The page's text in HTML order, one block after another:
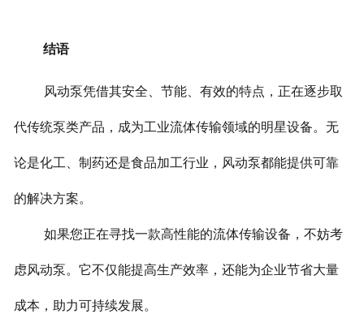
结语
风动泵凭借其安全、节能、有效的特点，正在逐步取
代传统泵类产品，成为工业流体传输领域的明星设备。无
论是化工、制药还是食品加工行业，风动泵都能提供可靠
的解决方案。
如果您正在寻找一款高性能的流体传输设备，不妨考
虑风动泵。它不仅能提高生产效率，还能为企业节省大量
成本，助力可持续发展。